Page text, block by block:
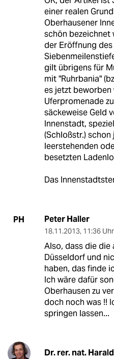
einer realen
Oberhausener
schön
der Eröffnung
gilt übrigens für
mit "Ruhrbania"
es jetzt beworben
Uferpromenade
säckeweise Geld
Innenstadt,
(Schloßstr.)
leerstehenden
besetzten
Das
PH Peter Haller
18.11.2013, 11:36 Uhr
Also, dass die die
Düsseldorf und
haben, das finde
Ich wäre dafür
Oberhausen zu
doch noch was !!
springen lassen...
Dr. rer. nat.